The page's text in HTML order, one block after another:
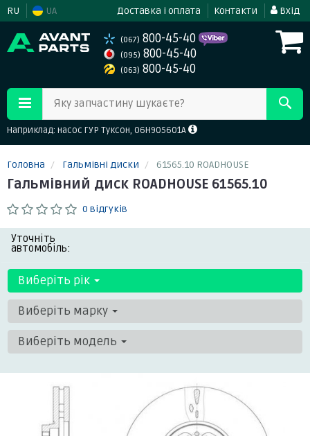
RU UA Доставка і оплата Контакти Вхід
(067) 800-45-40
(095) 800-45-40
(063) 800-45-40
Яку запчастину шукаєте?
Наприклад: насос ГУР Туксон, 06H905601A
Головна Гальмівні диски 61565.10 ROADHOUSE
Гальмівний диск ROADHOUSE 61565.10
0 відгуків
Уточніть
автомобіль:
Виберіть рік
Виберіть марку
Виберіть модель